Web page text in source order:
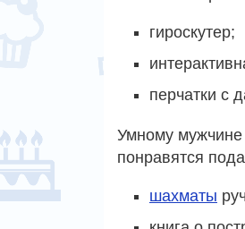
гироскутер;
перчатки с
Умному мужчине
понравятся
шахматы